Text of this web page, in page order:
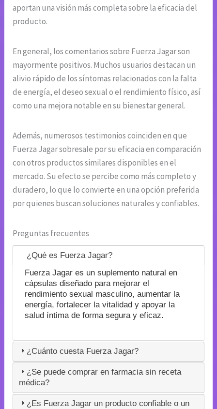
aportan una visión más completa sobre la eficacia del
producto.
En general, los comentarios sobre Fuerza Jagar son
mayormente positivos. Muchos usuarios destacan un
alivio rápido de los síntomas relacionados con la falta
de energía, el deseo sexual o el rendimiento físico, así
como una mejora notable en su bienestar general.
Además, numerosos testimonios coinciden en que
Fuerza Jagar sobresale por su eficacia en comparación
con otros productos similares disponibles en el
mercado. Su efecto se percibe como más completo y
duradero, lo que lo convierte en una opción preferida
por quienes buscan soluciones naturales y confiables.
Preguntas frecuentes
¿Qué es Fuerza Jagar?
Fuerza Jagar es un suplemento natural en
cápsulas diseñado para mejorar el
rendimiento sexual masculino, aumentar la
energía, fortalecer la vitalidad y apoyar la
salud íntima de forma segura y eficaz.
¿Cuánto cuesta Fuerza Jagar?
¿Se puede comprar en farmacia sin receta
médica?
¿Es Fuerza Jagar un producto confiable o un